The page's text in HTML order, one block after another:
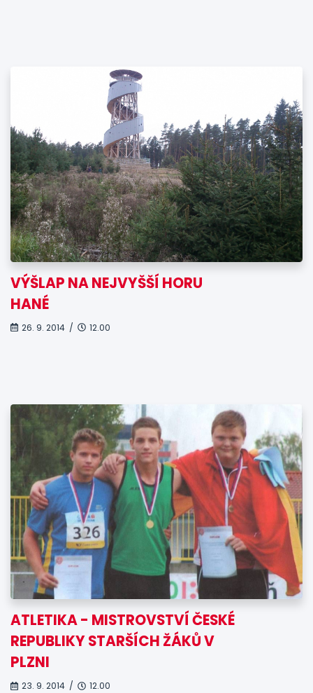
VÝŠLAP NA NEJVYŠŠÍ HORU
HANÉ
26. 9. 2014 / 12.00
ATLETIKA - MISTROVSTVÍ ČESKÉ
REPUBLIKY STARŠÍCH ŽÁKŮ V
PLZNI
23. 9. 2014 / 12.00